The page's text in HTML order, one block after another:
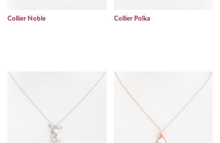
Collier Noble Collier Polka